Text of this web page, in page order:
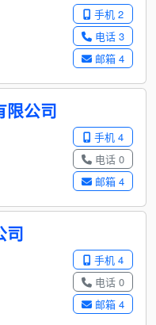
手机 2
电话 3
邮箱 4
限公司
手机 4
电话 0
邮箱 4
司
手机 4
电话 0
邮箱 4